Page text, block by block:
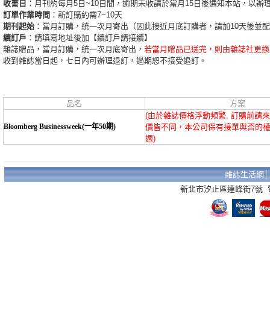
收書日 ：月刊約每月5日~10日間，逾期未收請於當月15日後通知本站，以辦
訂單作業時間 ：新訂購約需7~10天
期刊起始 ：當月訂購，統一次月寄出（因此接近月底訂購者，請加10天後並
續訂戶 ：請填寫地址後加【續訂戶請接續】
雜誌贈品，當月訂購，統一次月底寄出， 若當月贈品已送完，則由雜誌社更
收到雜誌當日起，七日內可辦理退訂，過期恕不接受退訂。
品名 方案
Bloomberg Businessweek(一年50期)
(由於雜誌價格浮動頻繁, 訂購前請
價皆不同，本公司保有接單與否的
週)
雜誌生活網
新北市汐止區連峰街7號